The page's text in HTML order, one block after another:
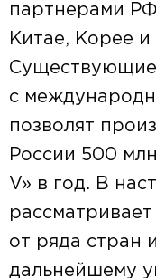
партнерами
Китае, Корее и
с
позволят
России 500
V» в год. В
от ряда стран
дальнейшему